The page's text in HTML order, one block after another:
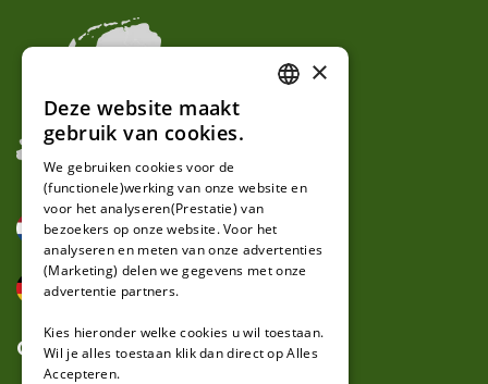
Over ons
GERMAN
×
Deze website maakt
gebruik van cookies.
We gebruiken cookies voor de
(functionele)werking van onze website en
voor het analyseren(Prestatie) van
bezoekers op onze website. Voor het
analyseren en meten van onze advertenties
(Marketing) delen we gegevens met onze
advertentie partners.
Kies hieronder welke cookies u wil toestaan.
Wil je alles toestaan klik dan direct op Alles
Accepteren.